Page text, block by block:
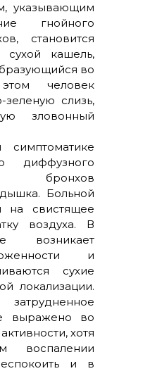
указывающим
гнойного
становится
сухой кашель,
во
человек
зеленую слизь,
зловонный
диффузного
бронхов
Больной
на свистящее
воздуха. В
возникает
и
сухие
локализации.
выражено во
хотя
воспалении
и в